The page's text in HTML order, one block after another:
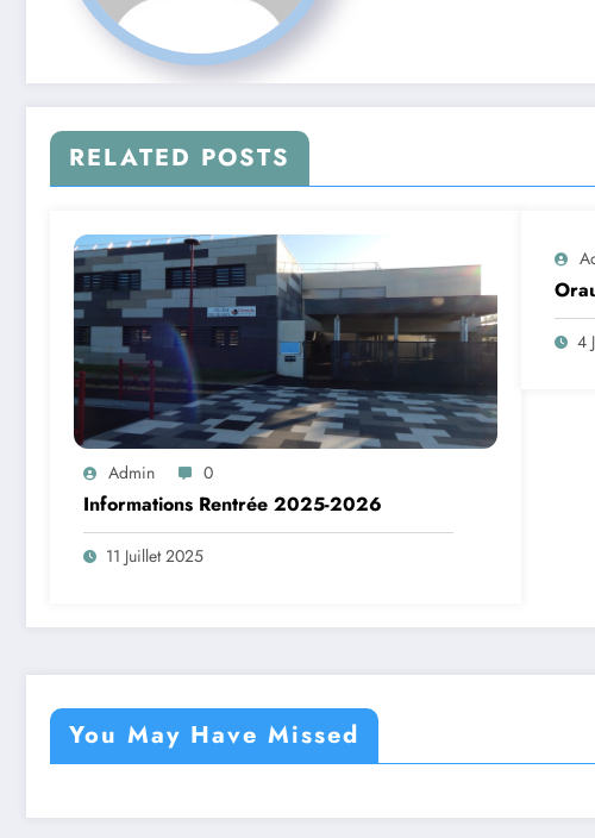
RELATED POSTS
Admin 0
Informations Rentrée 2025-2026
11 Juillet 2025
4
You May Have Missed